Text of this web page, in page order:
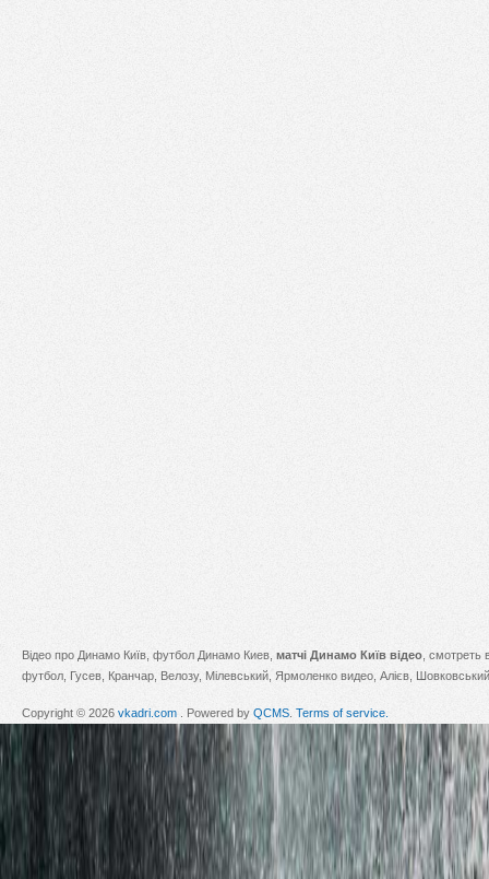
Відео про Динамо Київ, футбол Динамо Киев, матчі Динамо Київ відео ,
футбол, Гусев, Кранчар, Велозу, Мілевський, Ярмоленко видео, Алієв,
Copyright © 2026 vkadri.com . Powered by QCMS Terms of service.